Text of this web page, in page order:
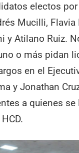
electos
Mucilli, Flavia
y Atilano Ruiz.
o más pidan
en el
y Jonathan
a quienes se